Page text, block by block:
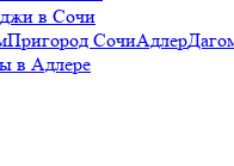
в Сочи
Пригород СочиАдлер
в Адлере